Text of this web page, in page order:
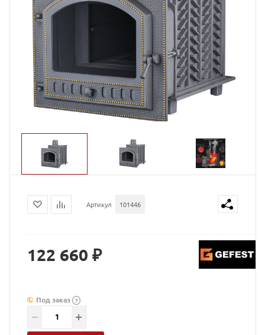
Артикул 101446
122 660 ₽
Под заказ ?